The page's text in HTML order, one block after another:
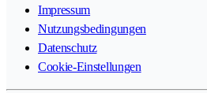
Impressum
Nutzungsbedingungen
Datenschutz
Cookie-Einstellungen